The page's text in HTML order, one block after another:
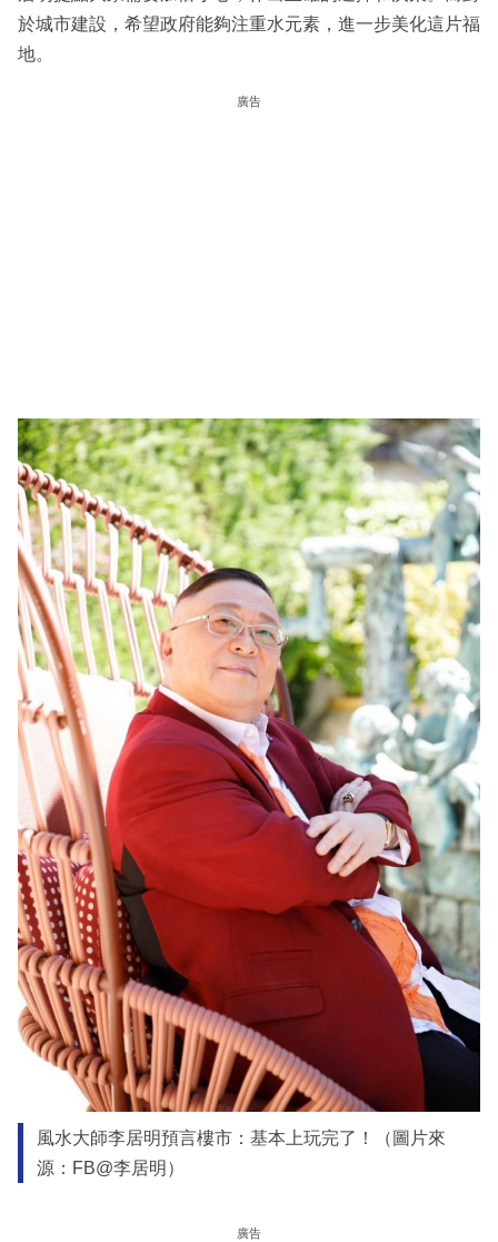
於城市建設，希望政府能夠注重水元素，進一步美化這片福
地。
廣告
風水大師李居明預言樓市：基本上玩完了！（圖片來
源：FB@李居明）
廣告